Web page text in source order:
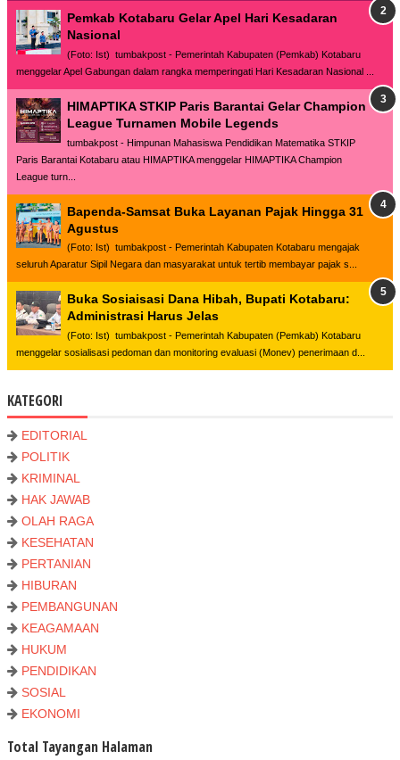
Pemkab Kotabaru Gelar Apel Hari Kesadaran
Nasional
(Foto: Ist) tumbakpost - Pemerintah Kabupaten (Pemkab) Kotabaru
menggelar Apel Gabungan dalam rangka memperingati Hari Kesadaran Nasional ...
HIMAPTIKA STKIP Paris Barantai Gelar Champion
League Turnamen Mobile Legends
tumbakpost - Himpunan Mahasiswa Pendidikan Matematika STKIP
Paris Barantai Kotabaru atau HIMAPTIKA menggelar HIMAPTIKA Champion
League turn...
Bapenda-Samsat Buka Layanan Pajak Hingga 31
Agustus
(Foto: Ist) tumbakpost - Pemerintah Kabupaten Kotabaru mengajak
seluruh Aparatur Sipil Negara dan masyarakat untuk tertib membayar pajak s...
Buka Sosiaisasi Dana Hibah, Bupati Kotabaru:
Administrasi Harus Jelas
(Foto: Ist) tumbakpost - Pemerintah Kabupaten (Pemkab) Kotabaru
menggelar sosialisasi pedoman dan monitoring evaluasi (Monev) penerimaan d...
KATEGORI
EDITORIAL
POLITIK
KRIMINAL
HAK JAWAB
OLAH RAGA
KESEHATAN
PERTANIAN
HIBURAN
PEMBANGUNAN
KEAGAMAAN
HUKUM
PENDIDIKAN
SOSIAL
EKONOMI
Total Tayangan Halaman